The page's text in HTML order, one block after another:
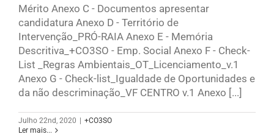
Mérito Anexo C - Documentos apresentar
candidatura Anexo D - Território de
Intervenção_PRÓ-RAIA Anexo E - Memória
Descritiva_+CO3SO - Emp. Social Anexo F - Check-
List _Regras Ambientais_OT_Licenciamento_v.1
Anexo G - Check-list_Igualdade de Oportunidades e
da não descriminação_VF CENTRO v.1 Anexo [...]
Julho 22nd, 2020 | +CO3SO
Ler mais...